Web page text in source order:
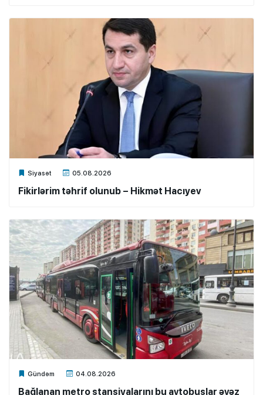
Siyasət 05.08.2026
Xalq.Online
Fikirlərim təhrif olunub – Hikmət Hacıyev
Gündəm 04.08.2026
Xalq.Online
Bağlanan metro stansiyalarını bu avtobuslar əvəz